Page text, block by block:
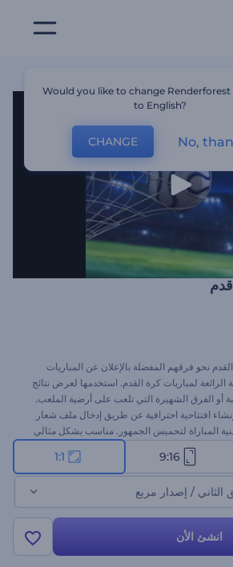
قدم
نحو فرقهم المفضلة بالإعلان عن المباريات
الرائعة لمباريات كرة القدم. استخدمها لعرض نتائج
أو الفرق الشهيرة التي تلعب على أرضية الملعب.
افتتاحية احترافية عن طريق إدخال ملف شعار
المباراة لتحميس الجمهور. مناسب بشكل مثالي
9:16
1:1
الثاني / إصدار مربع
انشئ الأن
Would you like to change Renderforest
to English?
CHANGE No,